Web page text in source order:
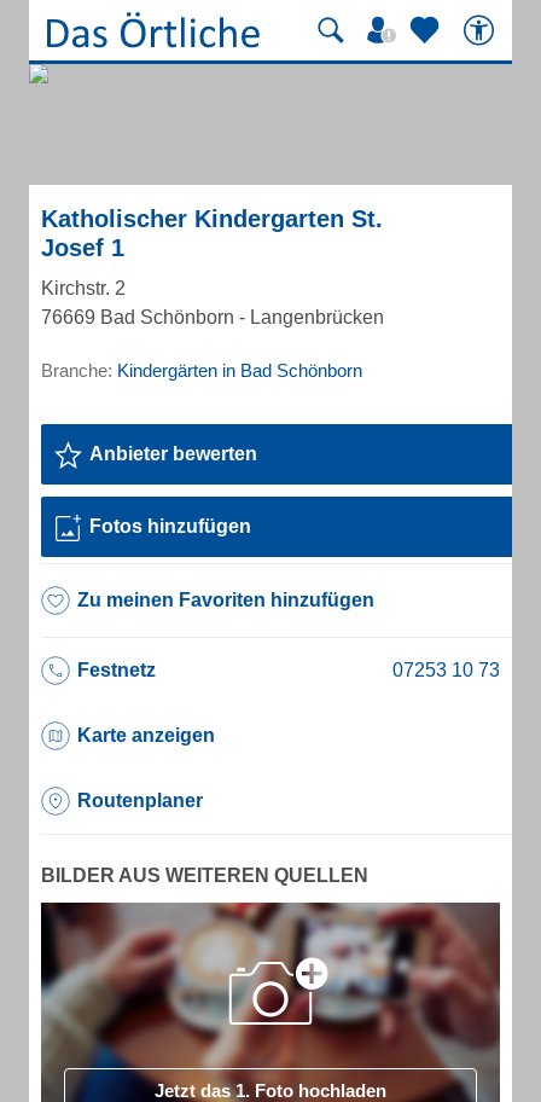
Katholischer Kindergarten St.
Josef 1
Kirchstr. 2
76669 Bad Schönborn - Langenbrücken
Branche: Kindergärten in Bad Schönborn
Anbieter bewerten
Fotos hinzufügen
Zu meinen Favoriten hinzufügen
Festnetz
Karte anzeigen
Routenplaner
BILDER AUS WEITEREN QUELLEN
Jetzt das 1. Foto hochladen